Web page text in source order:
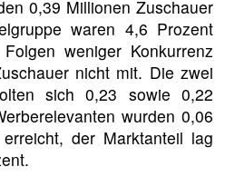
0,39 Millionen Zuschauer
waren 4,6 Prozent
weniger Konkurrenz
nicht mit. Die zwei
sich 0,23 sowie 0,22
wurden 0,06
der Marktanteil lag